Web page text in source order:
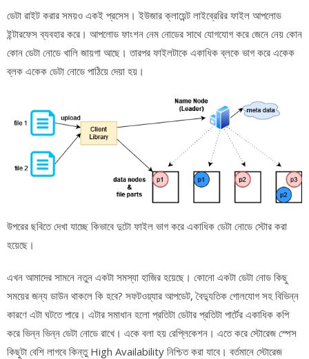
ডেটা রাইট করার সময়ও একই প্রসেস। ইউজার ক্লায়েন্ট লাইব্রেরির ফাইল আপলোড
ইন্টারফেস ব্যবহার করে। আপলোড ফাংশন নেম নোডের সাথে যোগযোগ করে জেনে নেয় কোন
কোন ডেটা নোডে খালি জায়গা আছে। তারপর ফাইলটাকে একাধিক ব্লকে ভাগ করে একেক
ব্লক একেক ডেটা নোডে পাঠিয়ে দেয়া হয়।
উপরের ছবিতে দেখা যাচ্ছে কিভাবে দুটো ফাইল ভাগ করে একাধিক ডেটা নোডে স্টোর করা
হয়েছে।
এখন আমাদের সামনে নতুন একটা সমস্যা হাজির হয়েছে। কোনো একটা ডেটা নোড কিছু
সময়ের জন্য ডাউন থাকলে কি হবে? সফটওয়্যার আপডেট, বৈদ্যুতিক গোলযোগ সহ বিভিন্ন
কারণে এটা ঘটতে পারে। এটার সমাধান হলো প্রতিটা ডেটার প্রতিটা পার্টের একাধিক কপি
করে ভিন্ন ভিন্ন ডেটা নোডে রাখে। একে বলা হয় রেপ্লিকেশন। এতে করে স্টোরেজ স্পেস
কিছুটা বেশি লাগবে কিন্তু High Availability নিশ্চিত করা যাবে। বর্তমানে স্টোরেজ